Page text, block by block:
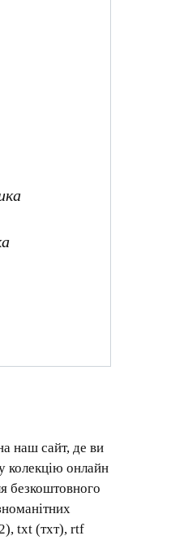
наш сайт, де ви
колекцію онлайн
безкоштовного
txt (тхт), rtf